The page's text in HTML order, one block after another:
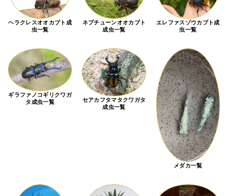
ヘラクレスオオカブト成
虫一覧
ネプチューンオオカブト
成虫一覧
エレファスゾウカブト成
虫一覧
ギラファノコギリクワガ
タ成虫一覧
セアカフタマタクワガタ
成虫一覧
メダカ一覧